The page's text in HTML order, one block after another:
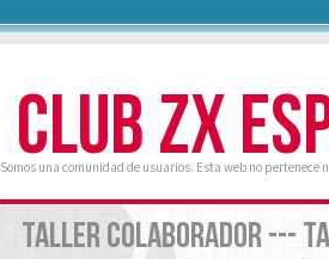
CLUB ZX
Somos una comunidad de usuarios. Esta web no pertenece
TALLER COLABORADOR ---